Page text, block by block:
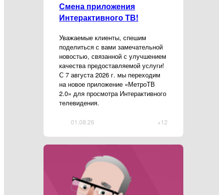
Смена приложения
Интерактивного ТВ!
Уважаемые клиенты, спешим
поделиться с вами замечательной
новостью, связанной с улучшением
качества предоставляемой услуги!
С 7 августа 2026 г. мы переходим
на новое приложение «МетроТВ
2.0» для просмотра Интерактивного
телевидения.
+12
01.08.26